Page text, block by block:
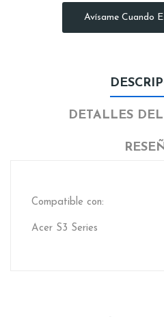
Avísame Cuando
DETALLES
Compatible con:
Acer S3 Series